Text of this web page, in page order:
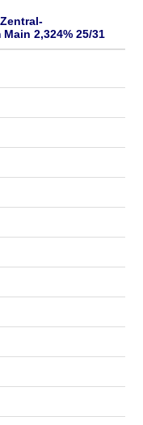
2,324% 25/31